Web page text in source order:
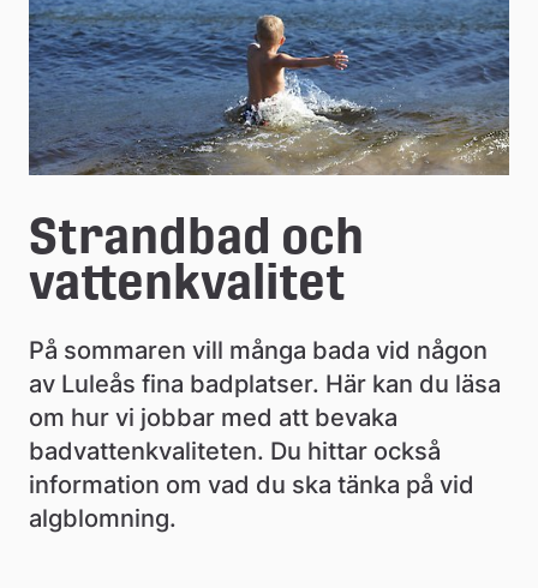
å
k
o
m
m
u
n
Strandbad och
vattenkvalitet
På sommaren vill många bada vid någon
av Luleås fina badplatser. Här kan du läsa
om hur vi jobbar med att bevaka
badvattenkvaliteten. Du hittar också
information om vad du ska tänka på vid
algblomning.